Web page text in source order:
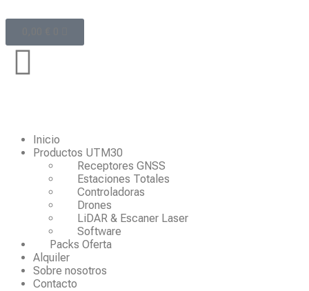
Inicio
Productos UTM30
Receptores GNSS
Estaciones Totales
Controladoras
Drones
LiDAR & Escaner Laser
Software
Packs Oferta
Alquiler
Sobre nosotros
Contacto